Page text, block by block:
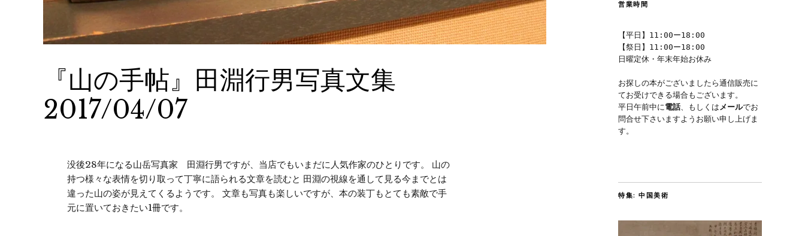
『山の手帖』田淵行男写真文集
2017/04/07
没後28年になる山岳写真家 田淵行男ですが、当店でもいまだに人気作家のひとりです。 山の
持つ様々な表情を切り取って丁寧に語られる文章を読むと 田淵の視線を通して見る今までとは
違った山の姿が見えてくるようです。 文章も写真も楽しいですが、本の装丁もとても素敵で手
元に置いておきたい1冊です。
営業時間
【平日】11:00ー18:00
【祭日】11:00ー18:00
日曜定休・年末年始お休み
お探しの本がございましたら通信販売に
てお受けできる場合もございます。
平日午前中に電話、もしくはメールでお
問合せ下さいますようお願い申し上げま
す。
特集: 中国美術